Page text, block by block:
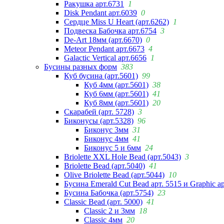
Ракушка арт.6731
1
Disk Pendant арт.6039 0
Сердце Miss U Heart (арт.6262) 1
Подвеска Бабочка арт.6754 3
De-Art 18мм (арт.6670) 0
Meteor Pendant арт.6673 4
Galactic Vertical арт.6656 1
Бусины разных форм 383
Куб бусина (арт.5601) 99
Куб 4мм (арт.5601) 38
Куб 6мм (арт.5601) 41
Куб 8мм (арт.5601) 20
Скарабей (арт. 5728) 3
Биконусы (арт.5328) 96
Биконус 3мм 31
Биконус 4мм 41
Биконус 5 и 6мм 24
Briolette XXL Hole Bead (арт.5043) 3
Briolette Bead (арт.5040) 41
Olive Briolette Bead (арт.5044) 10
Бусина Emerald Cut Bead арт. 5515 и Graphic
Бусина Бабочка (арт.5754) 23
Classic Bead (арт. 5000) 41
Classic 2 и 3мм 18
Classic 4мм 20